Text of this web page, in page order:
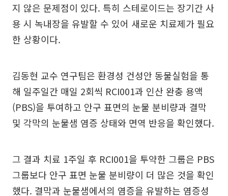
지 않은 문제점이 있다. 특히 스테로이드는 장기간 사
용 시 녹내장을 유발할 수 있어 새로운 치료제가 필요
한 상황이다.
김동현 교수 연구팀은 환경성 건성안 동물실험을 통
해 일주일간 매일 2회씩 RCI001과 인산 완충 용액
(PBS)을 투여하고 안구 표면의 눈물 분비량과 결막
및 각막의 눈물샘 염증 상태와 면역 반응을 확인했다.
그 결과 치료 1주일 후 RCI001을 투약한 그룹은 PBS
그룹보다 안구 표면 눈물 분비량이 더 많은 것을 확인
했다. 결막과 눈물샘에서의 염증을 유발하는 염증성